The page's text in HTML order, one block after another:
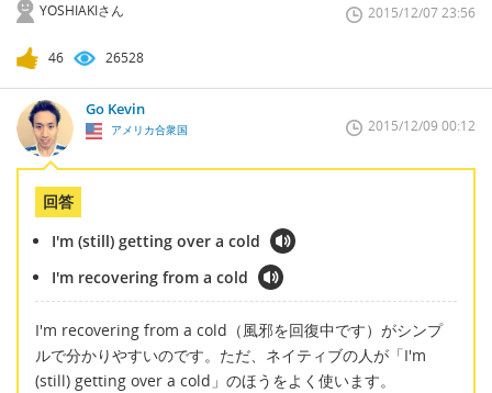
YOSHIAKIさん 2015/12/07 23:56
46 26528
Go Kevin
アメリカ合衆国 2015/12/09 00:12
回答
I'm (still) getting over a cold
I'm recovering from a cold
I'm recovering from a cold（風邪を回復中です）がシンプ
ルで分かりやすいのです。ただ、ネイティブの人が「I'm
(still) getting over a cold」のほうをよく使います。